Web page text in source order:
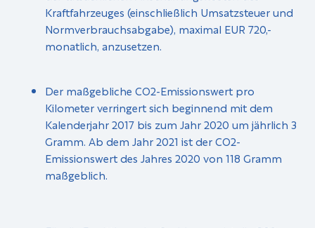
Kraftfahrzeuges (einschließlich Umsatzsteuer und
Normverbrauchsabgabe), maximal EUR 720,-
monatlich, anzusetzen.
Der maßgebliche CO2-Emissionswert pro
Kilometer verringert sich beginnend mit dem
Kalenderjahr 2017 bis zum Jahr 2020 um jährlich 3
Gramm. Ab dem Jahr 2021 ist der CO2-
Emissionswert des Jahres 2020 von 118 Gramm
maßgeblich.